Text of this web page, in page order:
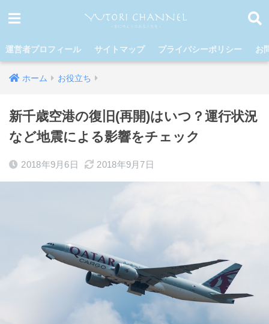
運営者プロフィール サイトマップ プライバシーポリシー お
ホーム お役立ち
新千歳空港の復旧(再開)はいつ？運行状況
など地震による影響をチェック
2018年9月6日 2018年9月7日